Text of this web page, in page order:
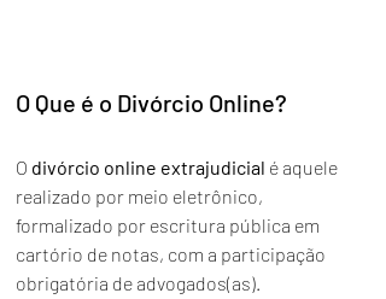
O Que é o Divórcio Online?
O divórcio online extrajudicial é aquele
realizado por meio eletrônico,
formalizado por escritura pública em
cartório de notas, com a participação
obrigatória de advogados(as).